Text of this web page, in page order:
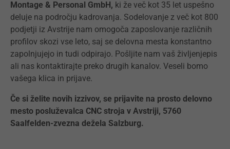
Montage & Personal GmbH, ki že več kot 35 let uspešno
deluje na področju kadrovanja. Sodelovanje z več kot 800
podjetji iz Avstrije nam omogoča zaposlovanje različnih
profilov skozi vse leto, saj se delovna mesta konstantno
zapolnjujejo in tudi odpirajo. Pošljite nam vaš življenjepis
ali nas kontaktirajte preko drugih kanalov. Veseli bomo
vašega klica in prijave.
Če si želite novih izzivov, se prijavite na prosto delovno
mesto posluževalca CNC stroja v Avstriji, 5760
Saalfelden-zvezna dežela Salzburg.